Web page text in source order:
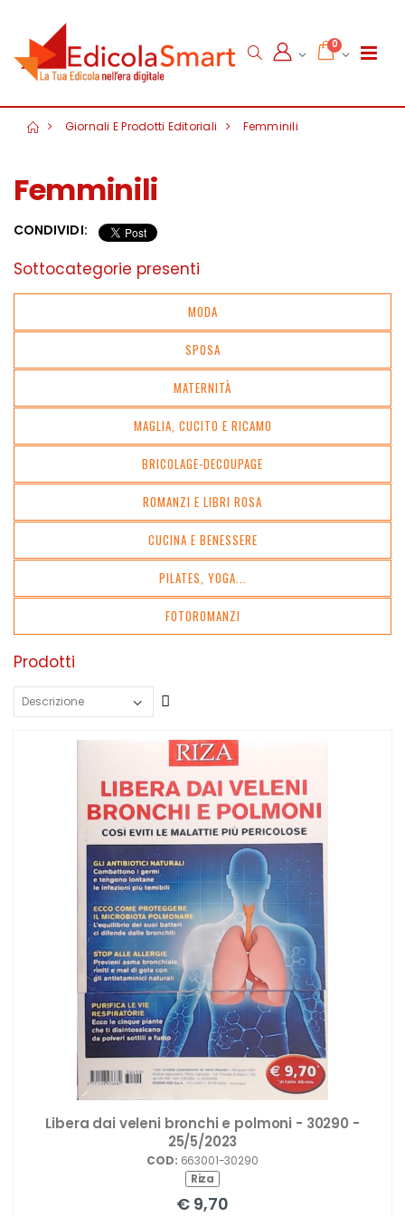
0
Giornali E Prodotti Editoriali Femminili
Femminili
CONDIVIDI:
Sottocategorie presenti
MODA
SPOSA
MATERNITÀ
MAGLIA, CUCITO E RICAMO
BRICOLAGE-DECOUPAGE
ROMANZI E LIBRI ROSA
CUCINA E BENESSERE
PILATES, YOGA...
FOTOROMANZI
Prodotti
Libera dai veleni bronchi e polmoni - 30290 -
25/5/2023
COD: 663001-30290
Riza
€ 9,70